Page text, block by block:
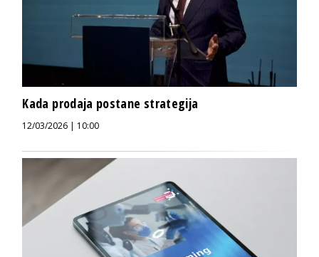
Kada prodaja postane strategija
12/03/2026 | 10:00